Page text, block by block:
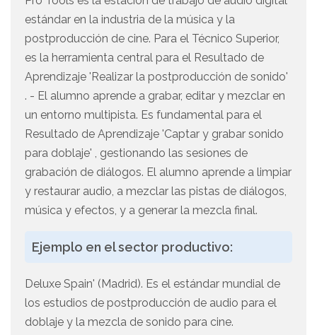
estándar en la industria de la música y la
postproducción de cine. Para el Técnico Superior,
es la herramienta central para el Resultado de
Aprendizaje 'Realizar la postproducción de sonido'
. - El alumno aprende a grabar, editar y mezclar en
un entorno multipista. Es fundamental para el
Resultado de Aprendizaje 'Captar y grabar sonido
para doblaje' , gestionando las sesiones de
grabación de diálogos. El alumno aprende a limpiar
y restaurar audio, a mezclar las pistas de diálogos,
música y efectos, y a generar la mezcla final.
Ejemplo en el sector productivo:
Deluxe Spain' (Madrid). Es el estándar mundial de
los estudios de postproducción de audio para el
doblaje y la mezcla de sonido para cine.